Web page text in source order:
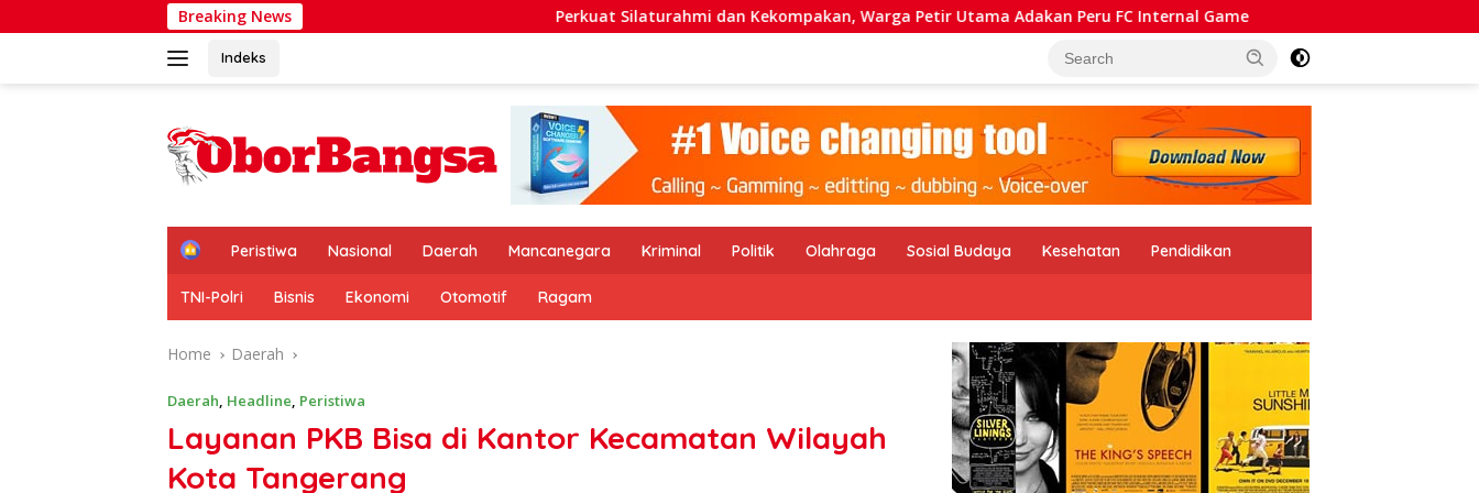
to
Breaking News Perkuat Silaturahmi dan Kekompakan, Warga Petir Utama Adakan Peru FC Internal Game Waduh! Utang Pinjol Warga RI Melesat
Indeks
H
m
e
Peristiwa Nasional Daerah Mancanegara Kriminal Politik Olahraga Sosial Budaya Kesehatan Pendidikan
TNI-Polri Bisnis Ekonomi Otomotif Ragam
Home Daerah
Daerah, Headline, Peristiwa
Layanan PKB Bisa di Kantor Kecamatan Wilayah
Kota Tangerang